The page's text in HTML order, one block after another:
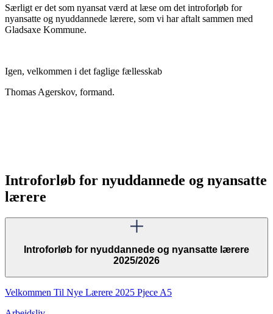
Særligt er det som nyansat værd at læse om det introforløb for
nyansatte og nyuddannede lærere, som vi har aftalt sammen med
Gladsaxe Kommune.
Igen, velkommen i det faglige fællesskab
Thomas Agerskov, formand.
Introforløb for nyuddannede og nyansatte
lærere
Introforløb for nyuddannede og nyansatte lærere
2025/2026
Velkommen Til Nye Lærere 2025 Pjece A5